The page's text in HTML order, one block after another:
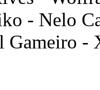
- Nelo
-